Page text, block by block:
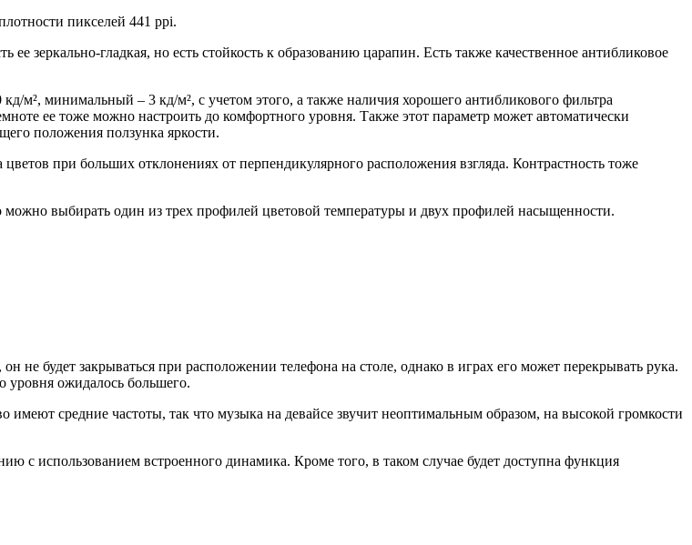
пикселей 441 ppi.
зеркально-гладкая, но есть стойкость к образованию царапин. Есть также качественное антибликовое
м², минимальный – 3 кд/м², с учетом этого, а также наличия хорошего антибликового фильтра
ее тоже можно настроить до комфортного уровня. Также этот параметр может автоматически
положения ползунка яркости.
при больших отклонениях от перпендикулярного расположения взгляда. Контрастность тоже
можно выбирать один из трех профилей цветовой температуры и двух профилей насыщенности.
не будет закрываться при расположении телефона на столе, однако в играх его может перекрывать рука.
уровня ожидалось большего.
имеют средние частоты, так что музыка на девайсе звучит неоптимальным образом, на высокой громкости
с использованием встроенного динамика. Кроме того, в таком случае будет доступна функция